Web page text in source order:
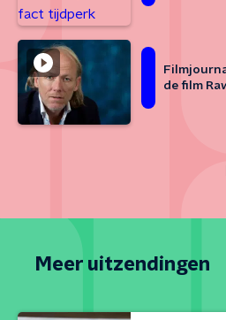
de film
Meer uitzendingen